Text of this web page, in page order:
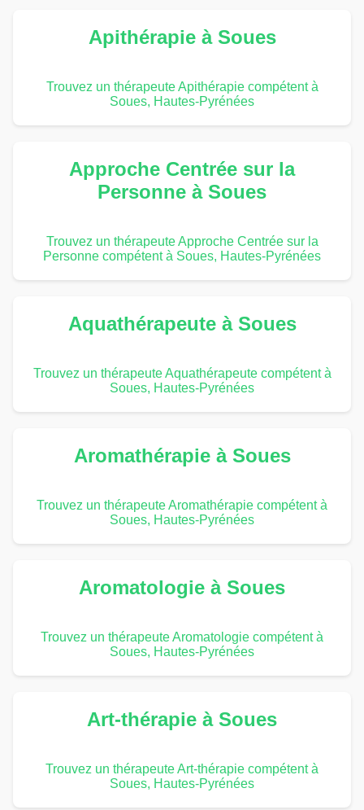
Apithérapie à Soues
Trouvez un thérapeute Apithérapie compétent à
Soues, Hautes-Pyrénées
Approche Centrée sur la
Personne à Soues
Trouvez un thérapeute Approche Centrée sur la
Personne compétent à Soues, Hautes-Pyrénées
Aquathérapeute à Soues
Trouvez un thérapeute Aquathérapeute compétent à
Soues, Hautes-Pyrénées
Aromathérapie à Soues
Trouvez un thérapeute Aromathérapie compétent à
Soues, Hautes-Pyrénées
Aromatologie à Soues
Trouvez un thérapeute Aromatologie compétent à
Soues, Hautes-Pyrénées
Art-thérapie à Soues
Trouvez un thérapeute Art-thérapie compétent à
Soues, Hautes-Pyrénées